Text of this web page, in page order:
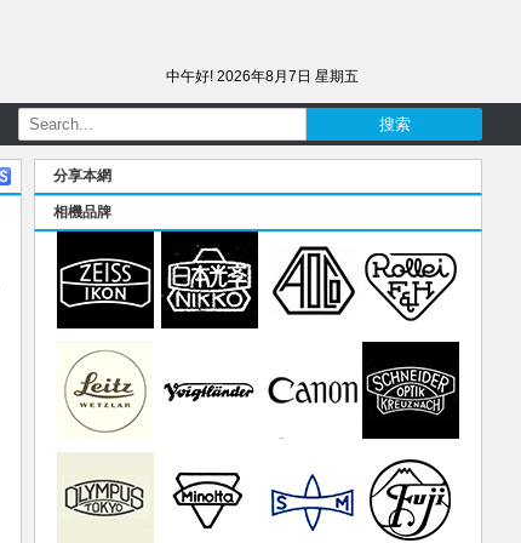
中午好! 2026年8月7日 星期五
分享本網
相機品牌